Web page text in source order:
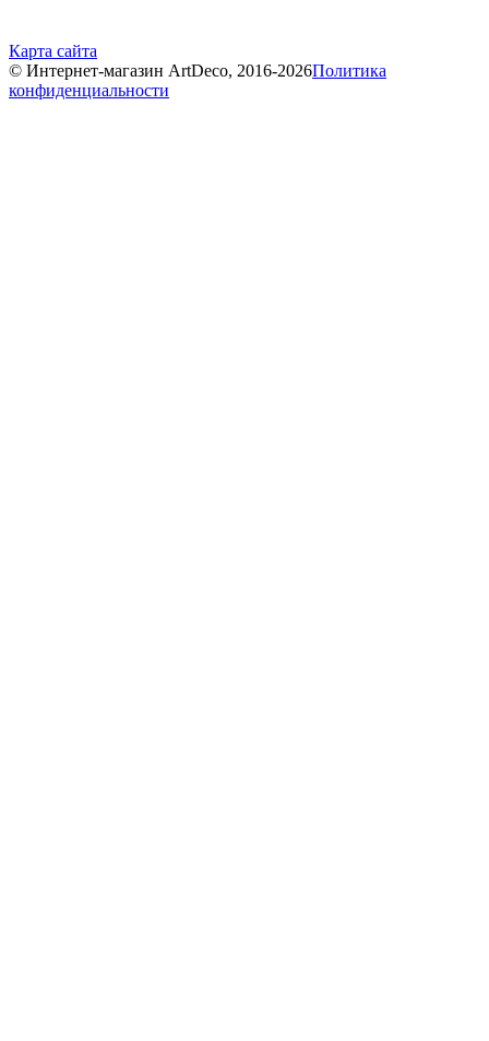
Карта сайта
© Интернет-магазин ArtDeco, 2016-2026Политика
конфиденциальности